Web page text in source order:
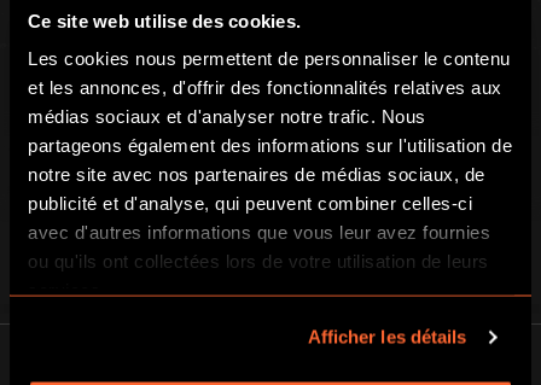
Ce site web utilise des cookies.
Les cookies nous permettent de personnaliser le contenu
et les annonces, d'offrir des fonctionnalités relatives aux
médias sociaux et d'analyser notre trafic. Nous
partageons également des informations sur l'utilisation de
notre site avec nos partenaires de médias sociaux, de
publicité et d'analyse, qui peuvent combiner celles-ci
avec d'autres informations que vous leur avez fournies
ou qu'ils ont collectées lors de votre utilisation de leurs
services.
Afficher les détails
CHEZ VOUS
POUR LES ENFANTS /